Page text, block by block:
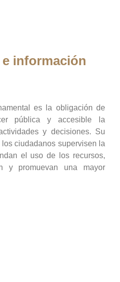
información
es la obligación de
pública y accesible la
y decisiones. Su
ciudadanos supervisen la
el uso de los recursos,
y promuevan una mayor